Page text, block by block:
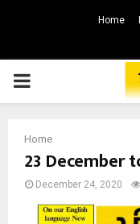
Home
PRIMARY
Home
23 December
December 24, 2020